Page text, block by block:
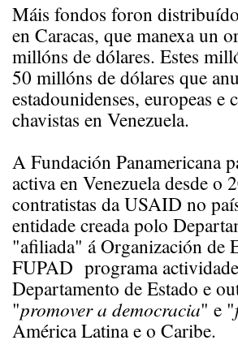
Máis fondos foron
en Caracas, que manexa un
millóns de dólares. Estes
50 millóns de dólares que
estadounidenses, europeas e
chavistas en Venezuela.
A Fundación Panamericana
activa en Venezuela desde o
contratistas da USAID no
entidade creada polo
"afiliada" á Organización de
FUPAD programa
Departamento de Estado e
"promover a democracia" e "
América Latina e o Caribe.